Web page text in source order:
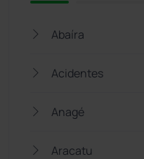
Abaíra
Acidentes
Anagé
Aracatu